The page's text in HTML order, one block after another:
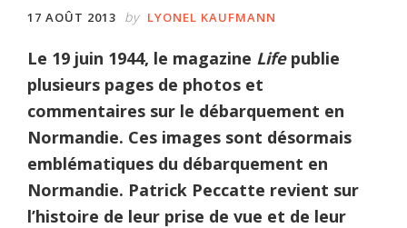
17 AOÛT 2013 by LYONEL KAUFMANN
Le 19 juin 1944, le magazine Lifepublie
plusieurs pages de photos et
commentaires sur le débarquement en
Normandie. Ces images sont désormais
emblématiques du débarquement en
Normandie. Patrick Peccatte revient sur
l’histoire de leur prise de vue et de leur